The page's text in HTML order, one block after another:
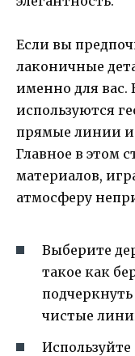
Если вы
лаконичные
именно для вас.
используются
прямые линии
Главное в этом
материалов,
атмосферу
Выберите
такое как
чистые